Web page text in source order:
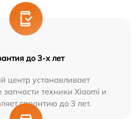
до 3-х лет
центр устанавливает
техники Xiaomi и
гарантию до 3 лет.